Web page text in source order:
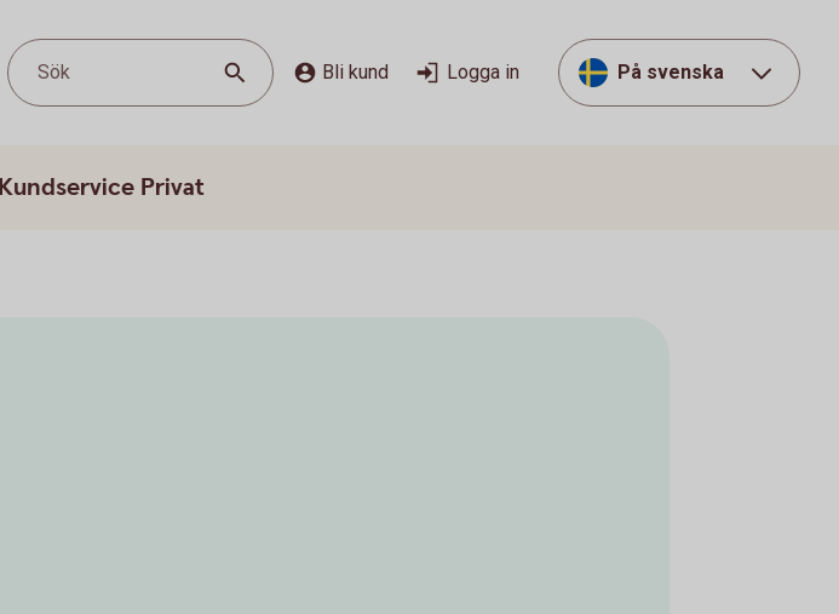
Sök Bli kund Logga in På svenska
Kundservice Privat